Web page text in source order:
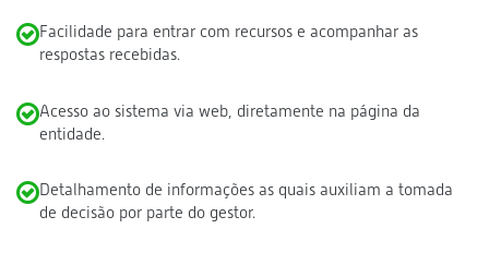
Facilidade para entrar com recursos e acompanhar as
respostas recebidas.
Acesso ao sistema via web, diretamente na página da
entidade.
Detalhamento de informações as quais auxiliam a tomada
de decisão por parte do gestor.